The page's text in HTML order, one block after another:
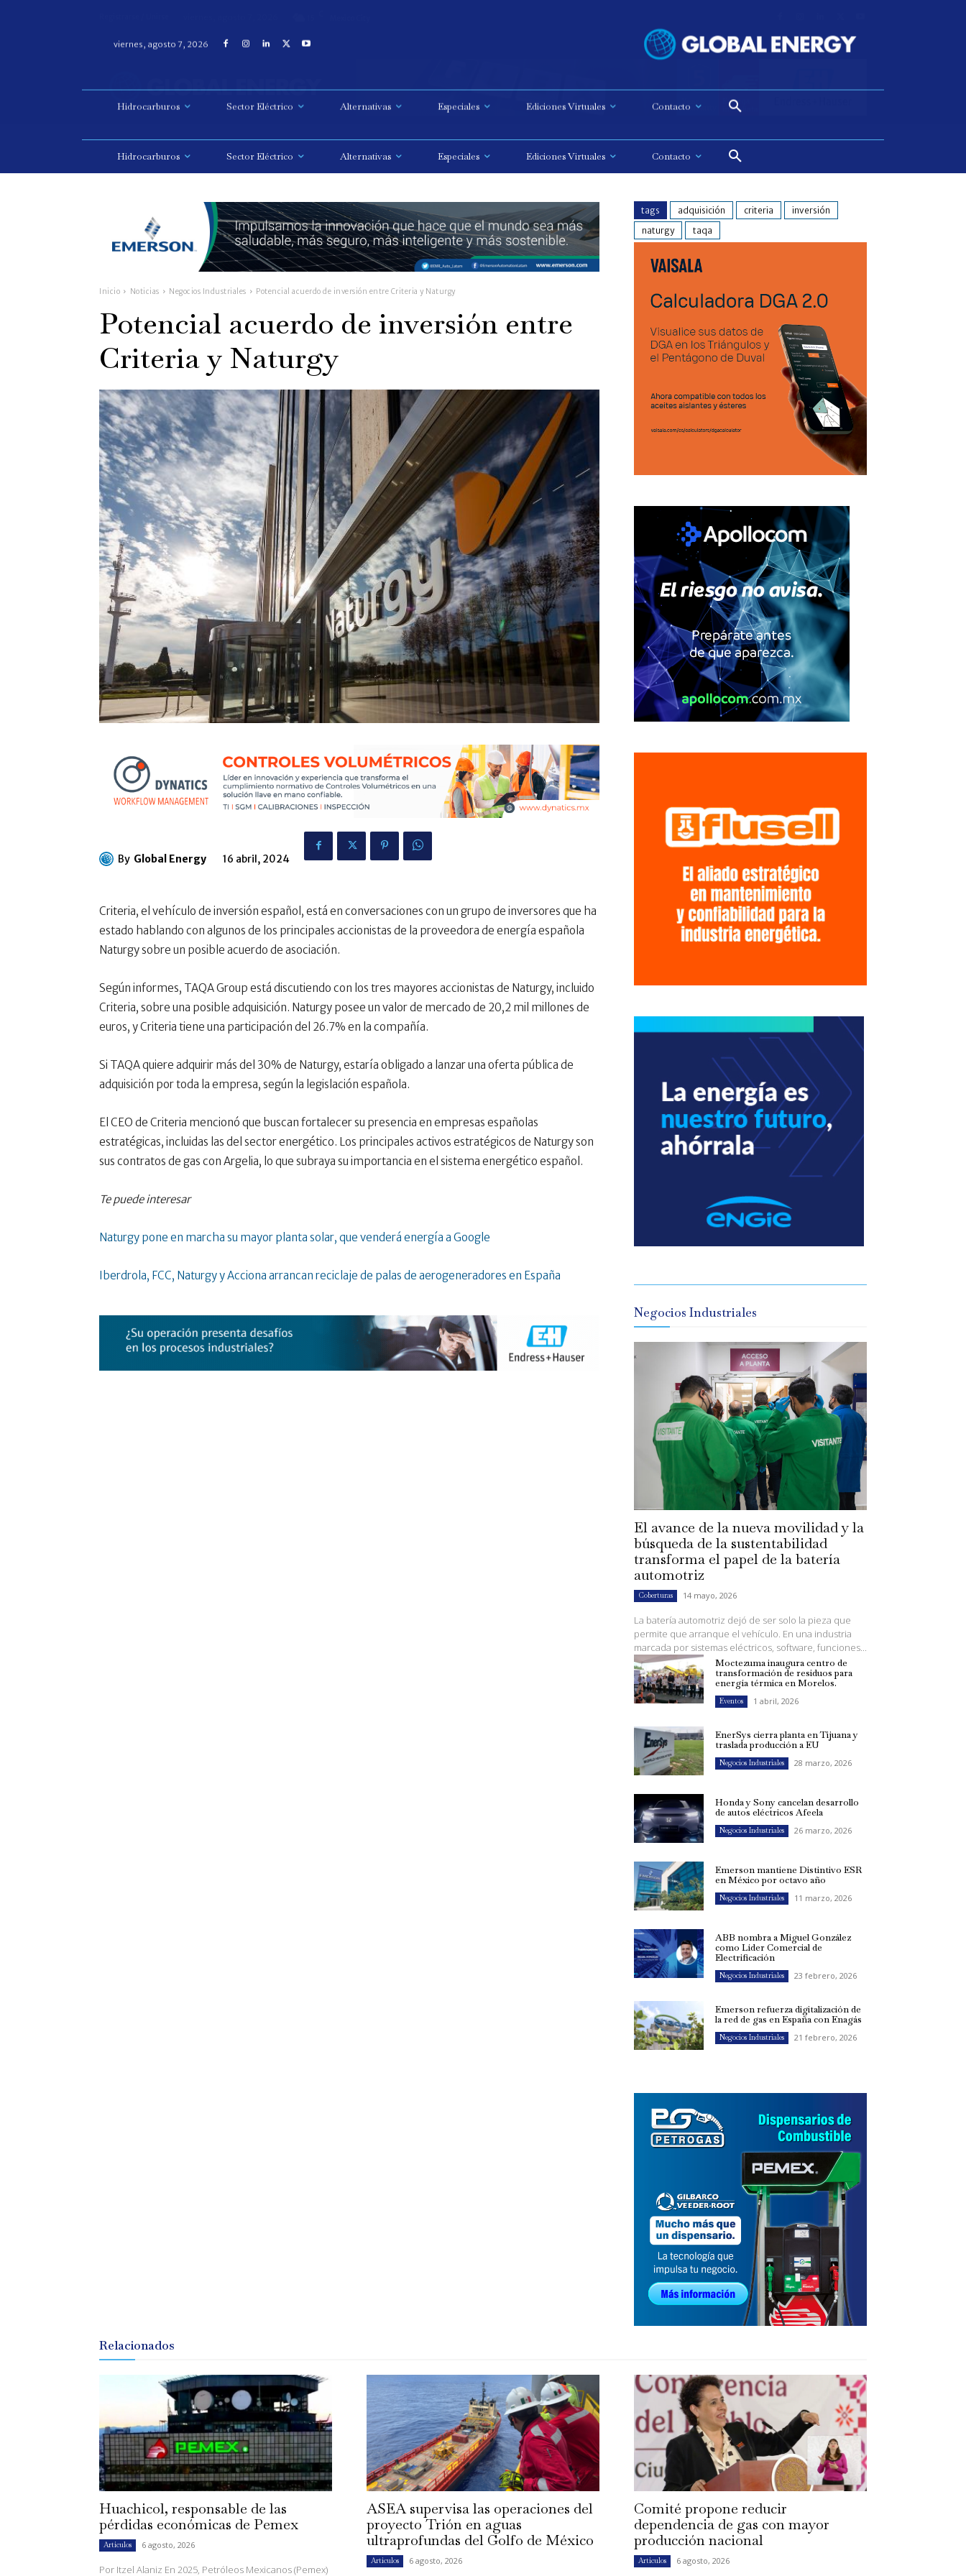
Hidrocarburos Sector Eléctrico Alternativas Especiales Ediciones Virtuales Contacto
Inicio Noticias Negocios Industriales Potencial acuerdo de inversión entre Criteria y Naturgy
Potencial acuerdo de inversión entre
Criteria y Naturgy
By Global Energy 16 abril, 2024
Criteria, el vehículo de inversión español, está en conversaciones con un grupo de inversores que ha
estado hablando con algunos de los principales accionistas de la proveedora de energía española
Naturgy sobre un posible acuerdo de asociación.
Según informes, TAQA Group está discutiendo con los tres mayores accionistas de Naturgy, incluido
Criteria, sobre una posible adquisición. Naturgy posee un valor de mercado de 20,2 mil millones de
euros, y Criteria tiene una participación del 26.7% en la compañía.
Si TAQA quiere adquirir más del 30% de Naturgy, estaría obligado a lanzar una oferta pública de
adquisición por toda la empresa, según la legislación española.
El CEO de Criteria mencionó que buscan fortalecer su presencia en empresas españolas
estratégicas, incluidas las del sector energético. Los principales activos estratégicos de Naturgy son
sus contratos de gas con Argelia, lo que subraya su importancia en el sistema energético español.
Te puede interesar
Naturgy pone en marcha su mayor planta solar, que venderá energía a Google
Iberdrola, FCC, Naturgy y Acciona arrancan reciclaje de palas de aerogeneradores en España
tags adquisición criteria
inversión
naturgy
taqa
Negocios Industriales
El avance de la nueva movilidad y la
búsqueda de la sustentabilidad
transforma el papel de la batería
automotriz
Coberturas 14 mayo, 2026
La batería automotriz dejó de ser solo la pieza que
permite que arranque el vehículo. En una industria
marcada por sistemas eléctricos, software, funciones...
Moctezuma inaugura centro de
transformación de residuos para
energía térmica en Morelos.
Eventos 1 abril, 2026
EnerSys cierra planta en Tijuana y
traslada producción a EU
Negocios Industriales 28 marzo, 2026
Honda y Sony cancelan desarrollo
de autos eléctricos Afeela
Negocios Industriales 26 marzo, 2026
Emerson mantiene Distintivo ESR
en México por octavo año
Negocios Industriales 11 marzo, 2026
ABB nombra a Miguel González
como Líder Comercial de
Electrificación
Negocios Industriales 23 febrero, 2026
Emerson refuerza digitalización de
la red de gas en España con Enagás
Negocios Industriales 21 febrero, 2026
Relacionados
Huachicol, responsable de las
pérdidas económicas de Pemex
Artículos 6 agosto, 2026
Por Itzel Alaniz En 2025, Petróleos Mexicanos (Pemex)
ASEA supervisa las operaciones del
proyecto Trión en aguas
ultraprofundas del Golfo de México
Artículos 6 agosto, 2026
Comité propone reducir
dependencia de gas con mayor
producción nacional
Artículos 6 agosto, 2026